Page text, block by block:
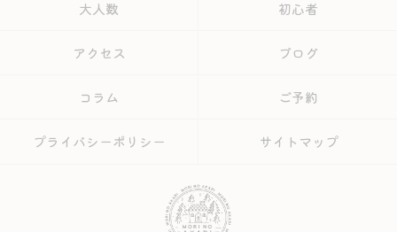
大人数 初心者
アクセス ブログ
コラム ご予約
プライバシーポリシー サイトマップ